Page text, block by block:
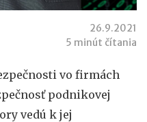
26.9.2021
5 minút čítania
vo firmách
podnikovej
vedú k jej